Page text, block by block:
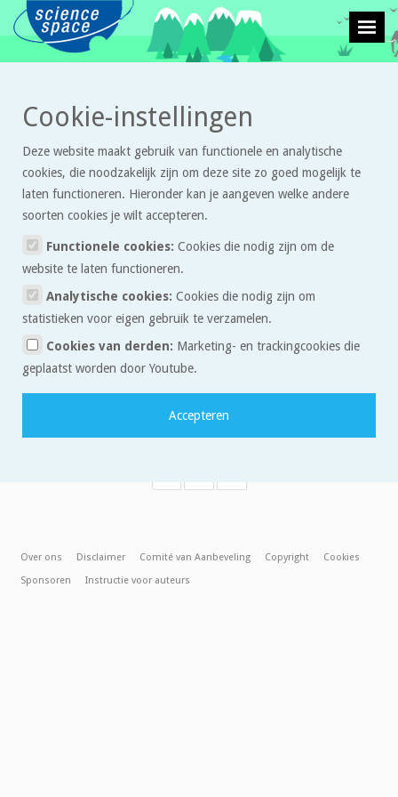
Leven en natuur > Proefjes
Energie
Haal energie uit een drankje.
Cookie-instellingen
Deze website maakt gebruik van functionele en analytische
cookies, die noodzakelijk zijn om deze site zo goed mogelijk te
laten functioneren. Hieronder kan je aangeven welke andere
soorten cookies je wilt accepteren.
Functionele cookies: Cookies die nodig zijn om de
website te laten functioneren.
Analytische cookies: Cookies die nodig zijn om
statistieken voor eigen gebruik te verzamelen.
Cookies van derden: Marketing- en trackingcookies die
geplaatst worden door Youtube.
Over ons Disclaimer Comité van Aanbeveling Copyright
Cookies
Sponsoren
Instructie voor auteurs